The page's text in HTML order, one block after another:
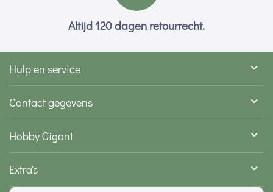
Altijd 120 dagen retourrecht.
Hulp en service
Contact gegevens
Hobby Gigant
Extra's